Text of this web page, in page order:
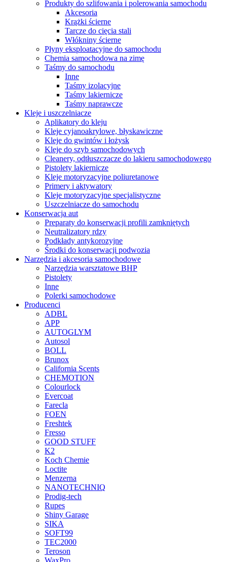
Produkty do szlifowania i polerowania samochodu
Akcesoria
Krążki ścierne
Tarcze do cięcia stali
Włókniny ścierne
Płyny eksploatacyjne do samochodu
Chemia samochodowa na zimę
Taśmy do samochodu
Inne
Taśmy izolacyjne
Taśmy lakiernicze
Taśmy naprawcze
Kleje i uszczelniacze
Aplikatory do kleju
Kleje cyjanoakrylowe, błyskawiczne
Kleje do gwintów i łożysk
Kleje do szyb samochodowych
Cleanery, odtłuszczacze do lakieru samochodowego
Pistolety lakiernicze
Kleje motoryzacyjne poliuretanowe
Primery i aktywatory
Kleje motoryzacyjne specjalistyczne
Uszczelniacze do samochodu
Konserwacja aut
Preparaty do konserwacji profili zamkniętych
Neutralizatory rdzy
Podkłady antykorozyjne
Środki do konserwacji podwozia
Narzędzia i akcesoria samochodowe
Narzędzia warsztatowe BHP
Pistolety
Inne
Polerki samochodowe
Producenci
ADBL
APP
AUTOGLYM
Autosol
BOLL
Brunox
California Scents
CHEMOTION
Colourlock
Evercoat
Farecla
FOEN
Freshtek
Fresso
GOOD STUFF
K2
Koch Chemie
Loctite
Menzerna
NANOTECHNIQ
Prodig-tech
Rupes
Shiny Garage
SIKA
SOFT99
TEC2000
Teroson
WaxPro